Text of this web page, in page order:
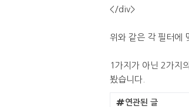
</div>
위와 같은 각 필터에
1가지가 아닌 2가지
봤습니다.
연관된 글